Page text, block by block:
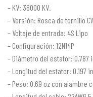
– KV: 36000 KV.
– Versión: Rosca de tornillo
– Voltaje de entrada: 4S Lipo
– Configuración: 12N14P
– Diámetro del estator: 0.787
– Longitud del estator: 0.197 in.
– Peso: 0.69 oz con alambre